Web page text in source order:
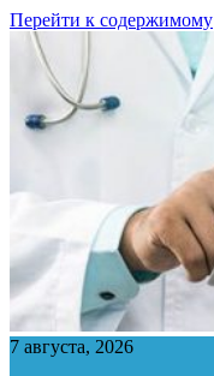
Перейти к содержимому
7 августа, 2026